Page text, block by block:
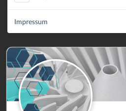
Impressum